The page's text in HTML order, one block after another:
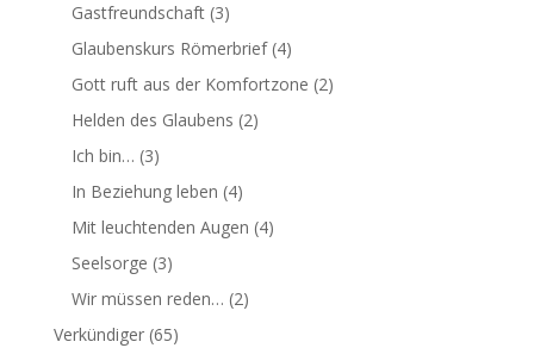
Gastfreundschaft(3)
Glaubenskurs Römerbrief(4)
Gott ruft aus der Komfortzone (2)
Helden des Glaubens (2)
Ich bin… (3)
In Beziehung leben (4)
Mit leuchtenden Augen (4)
Seelsorge (3)
Wir müssen reden… (2)
Verkündiger(65)